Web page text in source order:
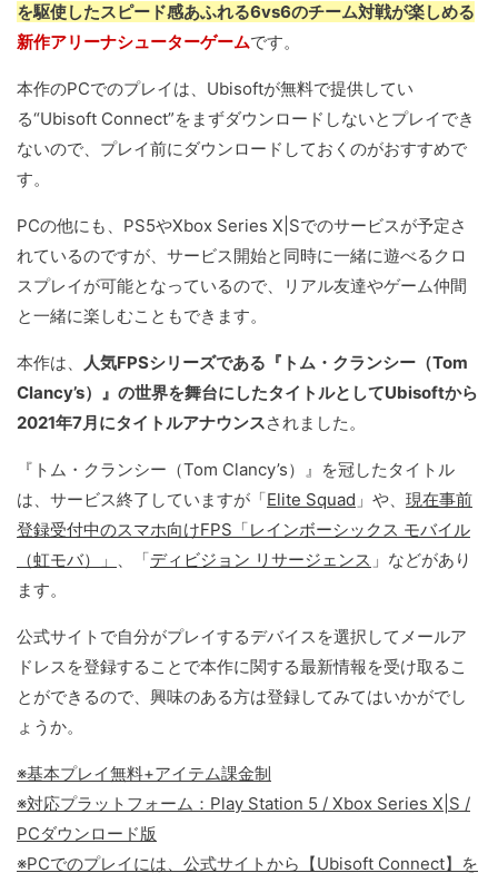
を駆使したスピード感あふれる6vs6のチーム対戦が楽しめる
新作アリーナシューターゲームです。
本作のPCでのプレイは、Ubisoftが無料で提供してい
る“Ubisoft Connect”をまずダウンロードしないとプレイでき
ないので、プレイ前にダウンロードしておくのがおすすめで
す。
PCの他にも、PS5やXbox Series X|Sでのサービスが予定さ
れているのですが、サービス開始と同時に一緒に遊べるクロ
スプレイが可能となっているので、リアル友達やゲーム仲間
と一緒に楽しむこともできます。
本作は、
人気FPSシリーズである『トム・クランシー（Tom
Clancy’s）』の世界を舞台にしたタイトルとしてUbisoftから
2021年7月にタイトルアナウンスされました。
『トム・クランシー（Tom Clancy’s）』を冠したタイトル
は、サービス終了していますが「Elite Squad 」や、 現在事前
登録受付中のスマホ向けFPS「レインボーシックス モバイル
（虹モバ）」 、「ディビジョン リサージェンス 」などがあり
ます。
公式サイトで自分がプレイするデバイスを選択してメールア
ドレスを登録することで本作に関する最新情報を受け取るこ
とができるので、興味のある方は登録してみてはいかがでし
ょうか。
※基本プレイ無料+アイテム課金制
※対応プラットフォーム：Play Station 5 / Xbox Series X|S /
PCダウンロード版
※PCでのプレイには、公式サイトから【Ubisoft Connect】を